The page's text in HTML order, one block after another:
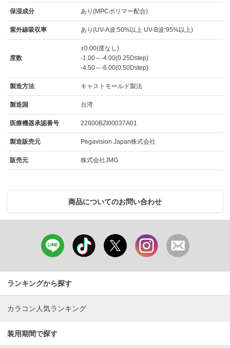
保湿成分 あり(MPCポリマー配合)
紫外線吸収率 あり(UV-A波:50%以上 UV-B波:95%以上)
度数
±0.00(度なし)
-1.00～-4.00(0.25Dstep)
-4.50～-6.00(0.50Dstep)
製造方法 キャストモールド製法
製造国 台湾
医療機器承認番号 22800BZI00037A01
製造販売元 Pegavision Japan株式会社
販売元 株式会社JMG
商品についてのお問い合わせ
ランキングから探す
カラコン人気ランキング
装用期間で探す